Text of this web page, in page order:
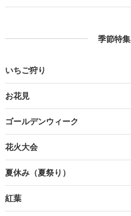
季節特集
いちご狩り
お花見
ゴールデンウィーク
花火大会
夏休み（夏祭り）
紅葉